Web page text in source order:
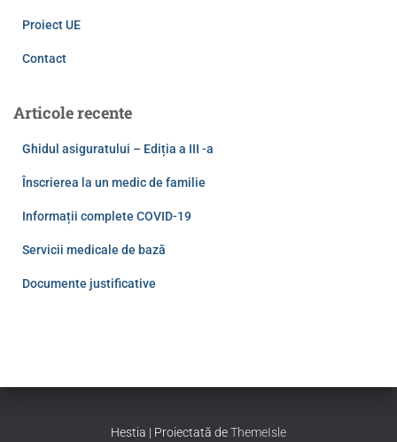
Proiect UE
Contact
Articole recente
Ghidul asiguratului – Ediția a III -a
Înscrierea la un medic de familie
Informații complete COVID-19
Servicii medicale de bază
Documente justificative
Hestia | Proiectată deThemeIsle